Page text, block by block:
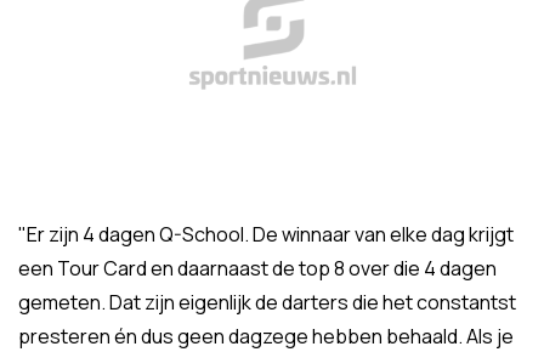
"Er zijn 4 dagen Q-School. De winnaar van elke dag krijgt
een Tour Card en daarnaast de top 8 over die 4 dagen
gemeten. Dat zijn eigenlijk de darters die het constantst
presteren én dus geen dagzege hebben behaald. Als je